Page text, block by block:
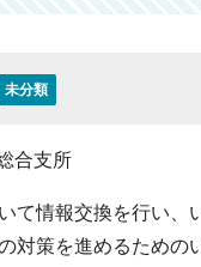
未分類
合支所
て情報交換を行い、
対策を進めるための